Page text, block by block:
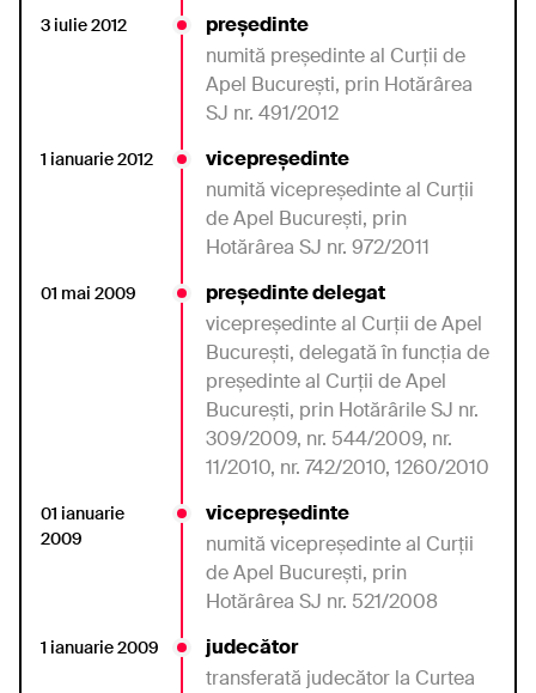
3 iulie 2012
președinte
numită preşedinteal Curţii de
Apel Bucureşti, prin Hotărârea
SJ nr. 491/2012
1 ianuarie 2012
vicepreședinte
numită vicepreşedinteal Curţii
de Apel Bucureşti, prin
Hotărârea SJ nr. 972/2011
01 mai 2009
președinte delegat
vicepreşedinteal Curţii de Apel
Bucureşti, delegatăînfuncţia de
preşedinte al Curţii de Apel
Bucureşti, prin HotărârileSJ nr.
309/2009, nr. 544/2009, nr.
11/2010, nr. 742/2010, 1260/2010
01 ianuarie
2009
vicepreședinte
numită vicepreşedinteal Curţii
de Apel Bucureşti, prin
Hotărârea SJ nr. 521/2008
1 ianuarie 2009
judecător
transferată judecător la Curtea